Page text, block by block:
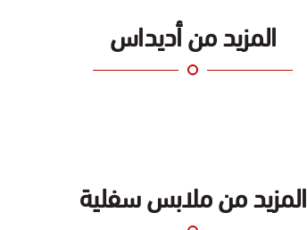
المزيد من أديداس
المزيد من ملابس سفلية